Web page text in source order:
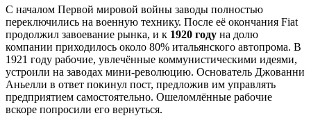
С началом Первой мировой войны заводы полностью
переключились на военную технику. После её окончания Fiat
продолжил завоевание рынка, и к 1920 году на долю
компании приходилось около 80% итальянского автопрома. В
1921 году рабочие, увлечённые коммунистическими идеями,
устроили на заводах мини‑революцию. Основатель Джованни
Аньелли в ответ покинул пост, предложив им управлять
предприятием самостоятельно. Ошеломлённые рабочие
вскоре попросили его вернуться.